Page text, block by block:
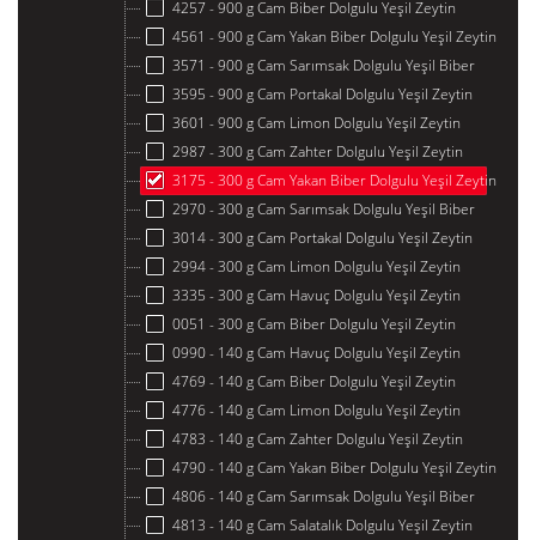
4257 - 900 g Cam Biber Dolgulu Yeşil Zeytin
4561 - 900 g Cam Yakan Biber Dolgulu Yeşil Zeytin
3571 - 900 g Cam Sarımsak Dolgulu Yeşil Biber
3595 - 900 g Cam Portakal Dolgulu Yeşil Zeytin
3601 - 900 g Cam Limon Dolgulu Yeşil Zeytin
2987 - 300 g Cam Zahter Dolgulu Yeşil Zeytin
3175 - 300 g Cam Yakan Biber Dolgulu Yeşil Zeytin
2970 - 300 g Cam Sarımsak Dolgulu Yeşil Biber
3014 - 300 g Cam Portakal Dolgulu Yeşil Zeytin
2994 - 300 g Cam Limon Dolgulu Yeşil Zeytin
3335 - 300 g Cam Havuç Dolgulu Yeşil Zeytin
0051 - 300 g Cam Biber Dolgulu Yeşil Zeytin
0990 - 140 g Cam Havuç Dolgulu Yeşil Zeytin
4769 - 140 g Cam Biber Dolgulu Yeşil Zeytin
4776 - 140 g Cam Limon Dolgulu Yeşil Zeytin
4783 - 140 g Cam Zahter Dolgulu Yeşil Zeytin
4790 - 140 g Cam Yakan Biber Dolgulu Yeşil Zeytin
4806 - 140 g Cam Sarımsak Dolgulu Yeşil Biber
4813 - 140 g Cam Salatalık Dolgulu Yeşil Zeytin